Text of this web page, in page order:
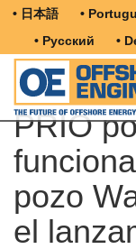
• 日本語 •
• Русский
•
PRIO
pozo
el